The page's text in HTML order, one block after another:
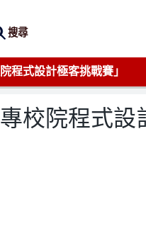
搜尋
程式設計極客挑戰賽」
校院程式設